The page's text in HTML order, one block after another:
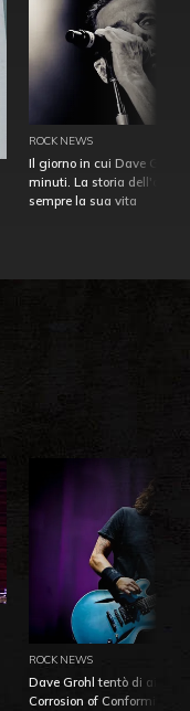
ROCK NEWS
Il giorno in cui Dave
minuti. La storia
sempre la sua vita
ROCK NEWS
Dave Grohl tentò di
Corrosion of Conformity